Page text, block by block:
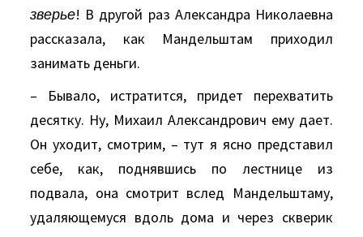
зверье! В другой раз Александра Николаевна
рассказала, как Мандельштам приходил
занимать деньги.
– Бывало, истратится, придет перехватить
десятку. Ну, Михаил Александрович ему дает.
Он уходит, смотрим, – тут я ясно представил
себе, как, поднявшись по лестнице из
подвала, она смотрит вслед Мандельштаму,
удаляющемуся вдоль дома и через скверик